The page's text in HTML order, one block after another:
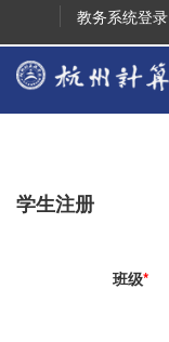
教务系统登录
学生注册
班级*